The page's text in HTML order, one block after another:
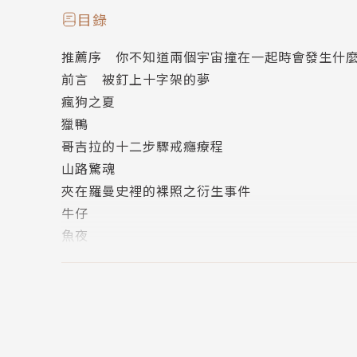
臥斧｜文字工作者
龍貓大王通信｜影評人
譚光磊｜知名版權經紀人
——盛讚推薦（按姓氏筆畫排序）
＊＊＊
關於喬．蘭斯代爾——
● Netflix影集《愛╳死╳機器人》三度改編其作
目錄
推薦序 你不知道兩個宇宙撞在一起時會發生什
前言 被釘上十字架的夢
瘋狗之夏
獵鴨
哥吉拉的十二步驟戒癮療程
山路驚魂
夾在羅曼史裡的裸照之衍生事件
牛仔
魚夜